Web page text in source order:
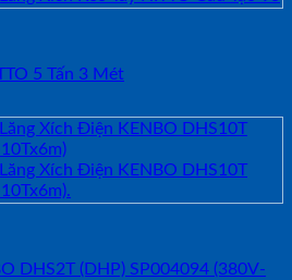
5 Tấn 3 Mét
DHS2T (DHP) SP004094 (380V-